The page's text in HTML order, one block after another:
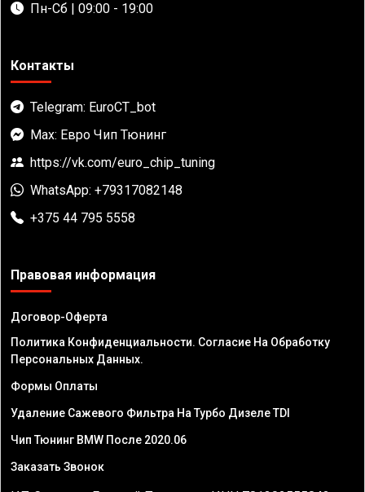
Пн-Сб | 09:00 - 19:00
Контакты
Telegram: EuroCT_bot
Max: Евро Чип Тюнинг
https://vk.com/euro_chip_tuning
WhatsApp: +79317082148
+375 44 795 5558
Правовая информация
Договор-Оферта
Политика Конфиденциальности. Согласие На Обработку
Персональных Данных.
Формы Оплаты
Удаление Сажевого Фильтра На Турбо Дизеле TDI
Чип Тюнинг BMW После 2020.06
Заказать Звонок